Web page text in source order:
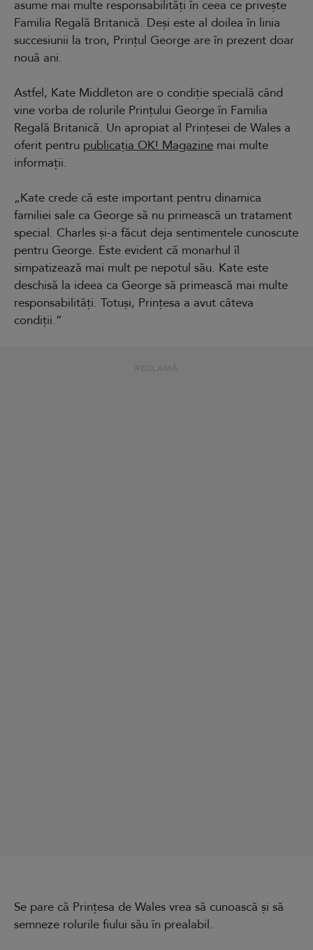
asume mai multe responsabilități în ceea ce privește
Familia Regală Britanică. Deși este al doilea în linia
succesiunii la tron, Prințul George are în prezent doar
nouă ani.
Astfel, Kate Middleton are o condiție specială când
vine vorba de rolurile Prințului George în Familia
Regală Britanică. Un apropiat al Prințesei de Wales a
oferit pentru publicația OK! Magazine mai multe
informații.
„Kate crede că este important pentru dinamica
familiei sale ca George să nu primească un tratament
special. Charles și-a făcut deja sentimentele cunoscute
pentru George. Este evident că monarhul îl
simpatizează mai mult pe nepotul său. Kate este
deschisă la ideea ca George să primească mai multe
responsabilități. Totuși, Prințesa a avut câteva
condiții.”
RECLAMĂ
Se pare că Prințesa de Wales vrea să cunoască și să
semneze rolurile fiului său în prealabil.